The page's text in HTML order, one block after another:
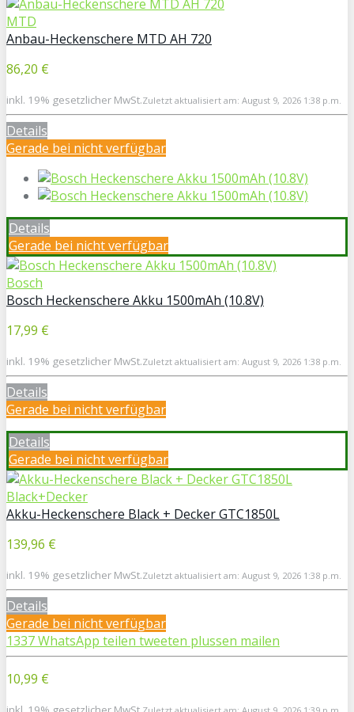
MTD
Anbau-Heckenschere MTD AH 720
86,20 €
inkl. 19% gesetzlicher MwSt.Zuletzt aktualisiert am: August 9, 2026 1:38 p.m.
Details
Gerade bei nicht verfügbar
Details
Gerade bei nicht verfügbar
Bosch
Bosch Heckenschere Akku 1500mAh (10.8V)
17,99 €
inkl. 19% gesetzlicher MwSt.Zuletzt aktualisiert am: August 9, 2026 1:38 p.m.
Details
Gerade bei nicht verfügbar
Details
Gerade bei nicht verfügbar
Black+Decker
Akku-Heckenschere Black + Decker GTC1850L
139,96 €
inkl. 19% gesetzlicher MwSt.Zuletzt aktualisiert am: August 9, 2026 1:38 p.m.
Details
Gerade bei nicht verfügbar
1337WhatsApp teilen tweeten plussen mailen
10,99 €